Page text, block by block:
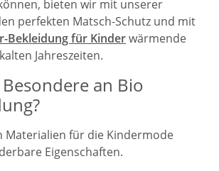
bieten wir mit unserer
perfekten Matsch-Schutz und mit
Bekleidung für Kinderwärmende
Jahreszeiten.
an Bio
Materialien für die Kindermode
Eigenschaften.